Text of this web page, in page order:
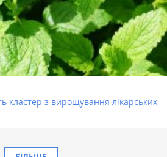
кластер з вирощування лікарських